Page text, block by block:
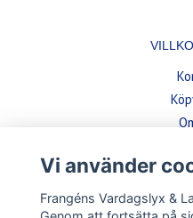
Vi använder
Frangéns Vardagslyx &